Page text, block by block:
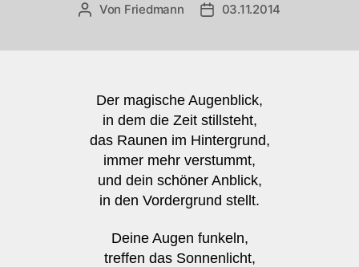
Beitragsautor
Von Friedmann Veröffentlichungsdatum
03.11.2014
Der magische Augenblick,
in dem die Zeit stillsteht,
das Raunen im Hintergrund,
immer mehr verstummt,
und dein schöner Anblick,
in den Vordergrund stellt.
Deine Augen funkeln,
treffen das Sonnenlicht,